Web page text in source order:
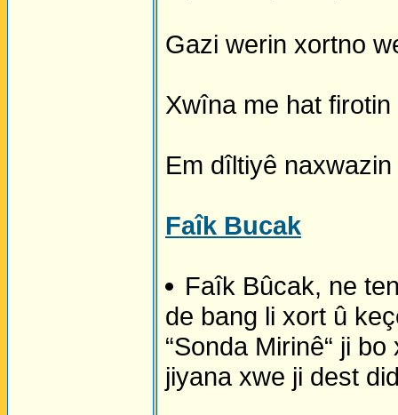
Gazi werin xortno
Xwîna me hat
Em dîltiyê
Faîk Bucak
Faîk Bûcak, ne
de bang li xort û
“Sonda Mirinê“ ji
jiyana xwe ji dest